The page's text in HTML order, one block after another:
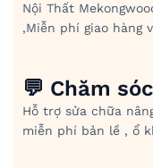
Nội Thất
,Miễn phí giao hàng
💬 Chăm
Hỗ trợ sửa chữa
miễn phí bản lề , ổ